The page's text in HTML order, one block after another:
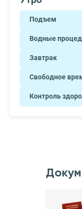
Подъем
Водные
Завтрак
Свободное
Контроль